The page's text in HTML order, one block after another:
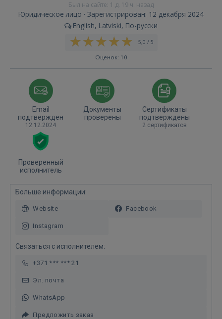
Был на сайте: 1 д. 19 ч. назад
Юридическое лицо · Зарегистрирован: 12 декабря 2024
English, Latviski, По-русски
5,0 / 5
Оценок: 10
Email
подтвержден
12.12.2024
Документы
проверены
Сертификаты
подтверждены
2 сертификатов
Проверенный
исполнитель
Больше информации:
Website Facebook
Instagram
Связаться с исполнителем:
+371 *** *** 21
Эл. почта
WhatsApp
Предложить заказ